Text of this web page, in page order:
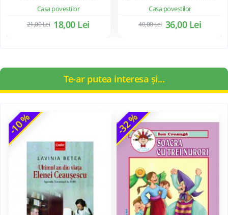
Casa povestilor
18,00 Lei
21,00 Lei
Casa povestilor
36,00 Lei
40,00 Lei
Te-ar putea interesa și...
-10 % -32 %